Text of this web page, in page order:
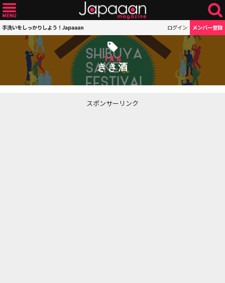
手洗いをしっかりしよう！Japaaan ログイン メンバー登録
TAG
きき酒
スポンサーリンク